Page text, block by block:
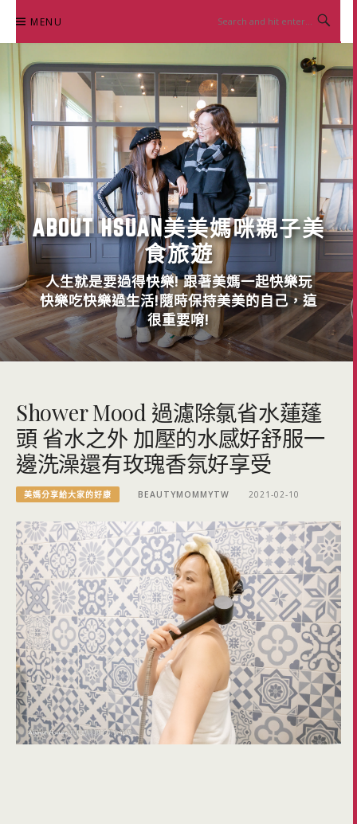
content
MENU
ABOUT HSUAN美美媽咪親子美
食旅遊
人生就是要過得快樂! 跟著美媽一起快樂玩
快樂吃快樂過生活!隨時保持美美的自己，這
很重要唷!
Shower Mood 過濾除氯省水蓮蓬
頭 省水之外 加壓的水感好舒服一
邊洗澡還有玫瑰香氛好享受
美媽分享給大家的好康 BEAUTYMOMMYTW 2021-02-10